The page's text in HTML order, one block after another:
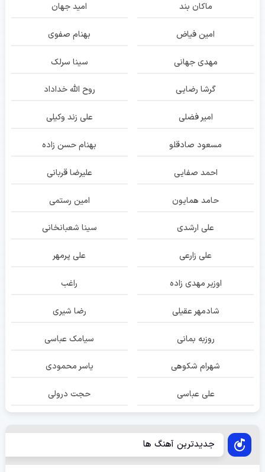
ماکان بند امید جهان
امین فیاض بهنام صفوی
مهدی جهانی سینا سرلک
گرشا رضایی روح الله خداداد
امیر فضلی علی زند وکیلی
مسعود صادقلو بهنام حسن زاده
احمد صفایی علیرضا قربانی
حامد همایون امین رستمی
علی ارشدی سینا شعبانخانی
علی زارعی علی پرمهر
اوزیر مهدی زاده راغب
شادمهر عقیلی رضا شیری
روزبه بمانی سیامک عباسی
شهرام شکوهی یاسر محمودی
علی عباسی حجت درولی
جدیدترین آهنگ ها